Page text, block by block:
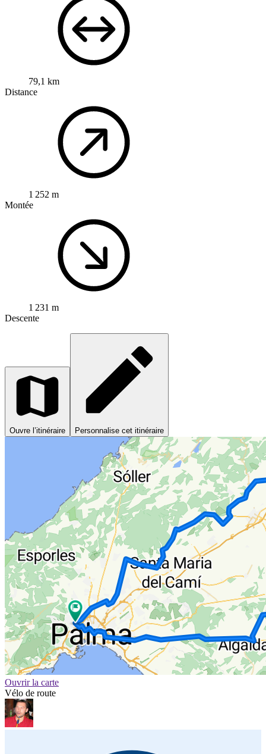
79,1 km
Distance
1 252 m
Montée
1 231 m
Descente
Ouvre l’itinéraire Personnalise cet itinéraire
Ouvrir la carte
Vélo de route